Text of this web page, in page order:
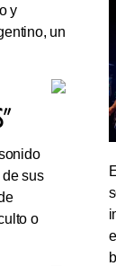
y
un
sus
o